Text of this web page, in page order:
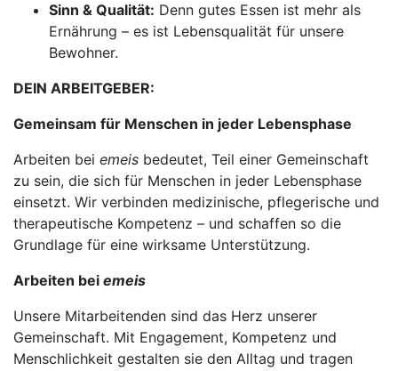
Sinn & Qualität: Denn gutes Essen ist mehr als
Ernährung – es ist Lebensqualität für unsere
Bewohner.
DEIN ARBEITGEBER:
Gemeinsam für Menschen in jeder Lebensphase
Arbeiten bei emeis bedeutet, Teil einer Gemeinschaft
zu sein, die sich für Menschen in jeder Lebensphase
einsetzt. Wir verbinden medizinische, pflegerische und
therapeutische Kompetenz – und schaffen so die
Grundlage für eine wirksame Unterstützung.
Arbeiten bei emeis
Unsere Mitarbeitenden sind das Herz unserer
Gemeinschaft. Mit Engagement, Kompetenz und
Menschlichkeit gestalten sie den Alltag und tragen